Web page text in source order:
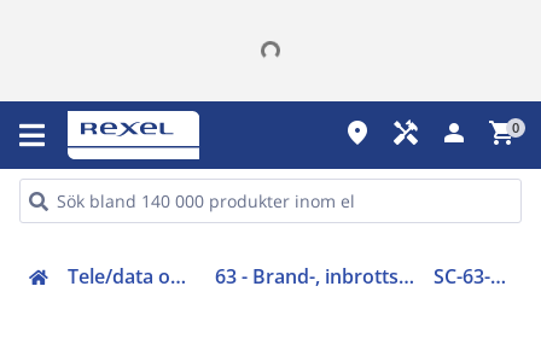
place handyman person shopping_cart0
Tele/data och säkerhet (50-63) 63 - Brand-, inbrottslarm, kameraövervakning SC-63-0002-0001-99